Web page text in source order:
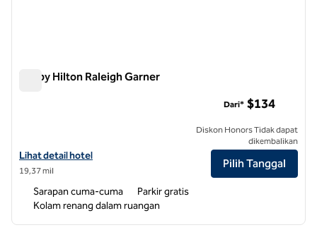
Tru by Hilton Raleigh Garner
Lihat detail hotel untuk Tru by Hilton Raleigh Garner
Lihat detail hotel
19,37 mil
Dari* $134
Diskon Honors Tidak dapat
dikembalikan
Pilih Tanggal
Sarapan cuma-cuma
Parkir gratis
Kolam renang dalam ruangan